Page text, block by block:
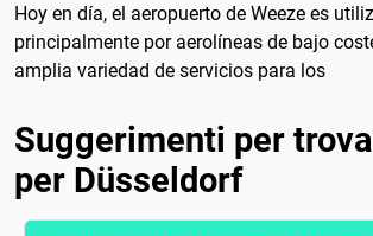
Hoy en día, el aeropuerto de Weeze es
principalmente por aerolíneas de bajo
amplia variedad de servicios para los
Suggerimenti per
per Düsseldorf